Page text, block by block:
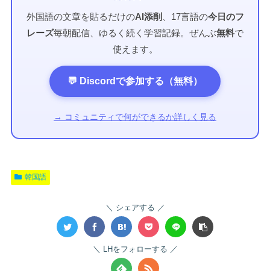
外国語の文章を貼るだけのAI添削 、17言語の今日のフ
レーズ毎朝配信、ゆるく続く学習記録。ぜんぶ無料で
使えます。
💬 Discordで参加する（無料）
→ コミュニティで何ができるか詳しく見る
韓国語
シェアする
LHをフォローする